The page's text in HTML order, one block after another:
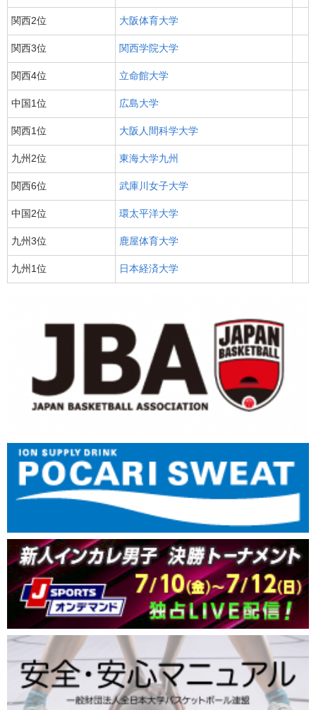
関西2位 大阪体育大学
関西3位 関西学院大学
関西4位 立命館大学
中国1位 広島大学
関西1位 大阪人間科学大学
九州2位 東海大学九州
関西6位 武庫川女子大学
中国2位 環太平洋大学
九州3位 鹿屋体育大学
九州1位 日本経済大学